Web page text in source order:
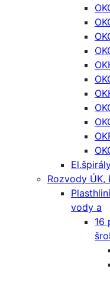
Rozvody ÚK,
vody a
16